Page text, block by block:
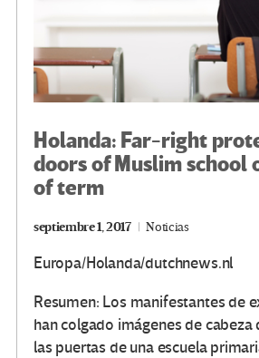
Holanda: Far-right
doors of Muslim school
of term
septiembre 1, 2017 Noticias
Europa/Holanda/dutchnews.nl
Resumen: Los manifestantes de
han colgado imágenes de
las puertas de una escuela